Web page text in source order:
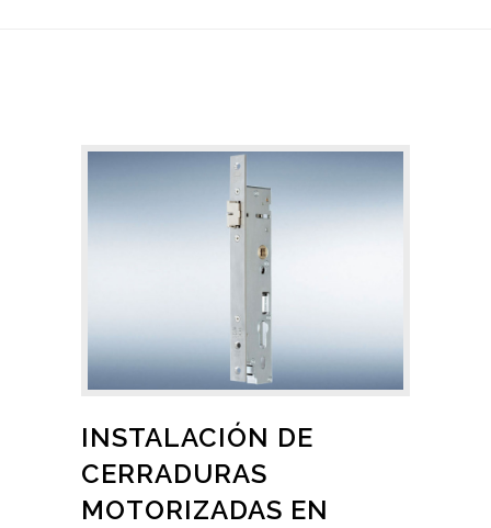
INSTALACIÓN DE
CERRADURAS
MOTORIZADAS EN